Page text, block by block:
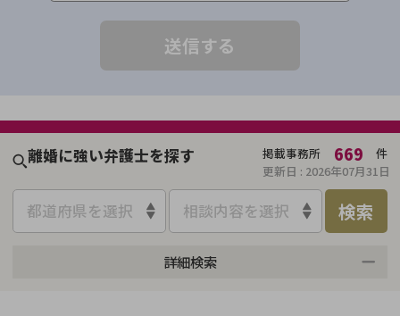
離婚に強い弁護士を探す 掲載事務所 669
件
更新日 : 2026年07月31日
都道府県を選択 相談内容を選択 検索
詳細検索